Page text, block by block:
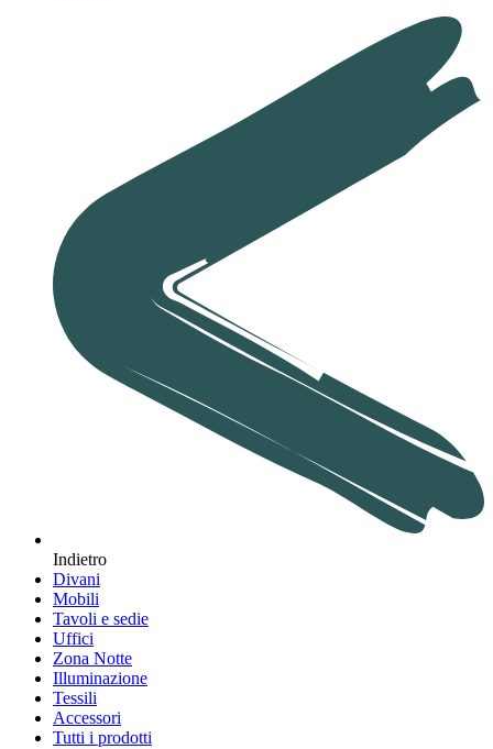
Indietro
Divani
Mobili
Tavoli e sedie
Uffici
Zona Notte
Illuminazione
Tessili
Accessori
Tutti i prodotti